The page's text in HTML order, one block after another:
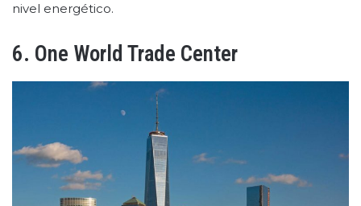
nivel energético.
6. One World Trade Center